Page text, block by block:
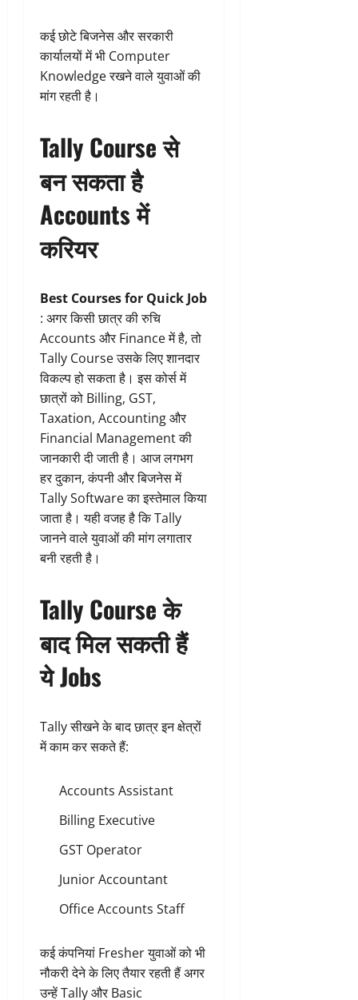
कई छोटे बिजनेस और सरकारी
कार्यालयों में भी Computer
Knowledge रखने वाले युवाओं की
मांग रहती है।
Tally Course से
बन सकता है
Accounts में
करियर
Best Courses for Quick Job
: अगर किसी छात्र की रुचि
Accounts और Finance में है, तो
Tally Course उसके लिए शानदार
विकल्प हो सकता है। इस कोर्स में
छात्रों को Billing, GST,
Taxation, Accounting और
Financial Management की
जानकारी दी जाती है। आज लगभग
हर दुकान, कंपनी और बिजनेस में
Tally Software का इस्तेमाल किया
जाता है। यही वजह है कि Tally
जानने वाले युवाओं की मांग लगातार
बनी रहती है।
Tally Course के
बाद मिल सकती हैं
ये Jobs
Tally सीखने के बाद छात्र इन क्षेत्रों
में काम कर सकते हैं:
Accounts Assistant
Billing Executive
GST Operator
Junior Accountant
Office Accounts Staff
कई कंपनियां Fresher युवाओं को भी
नौकरी देने के लिए तैयार रहती हैं अगर
उन्हें Tally और Basic